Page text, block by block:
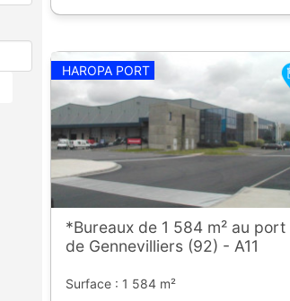
HAROPA PORT
*Bureaux de 1 584 m² au port
de Gennevilliers (92) - A11
Surface : 1 584 m²